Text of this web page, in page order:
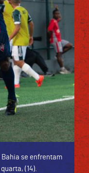
se enfrentam
(14).